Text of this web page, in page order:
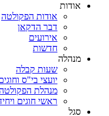
אודות
אודות הפקולטה
דבר הדקאן
אירועים
חדשות
מנהלה
שעות קבלה
יועצי בי"ס
מנהלת
ראשי חוגים
סגל